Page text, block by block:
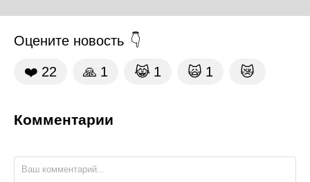
Оцените новость
❤️ 22 🙏 1 😹 1 🙀 1 😿
Комментарии